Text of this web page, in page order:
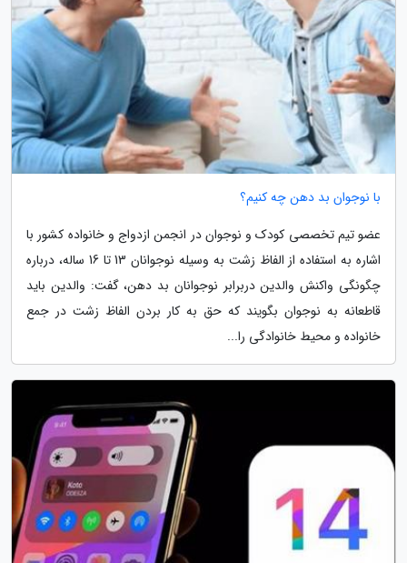
با نوجوان بد دهن چه کنیم؟
عضو تیم تخصصی کودک و نوجوان در انجمن ازدواج و خانواده کشور با
اشاره به استفاده از الفاظ زشت به وسیله نوجوانان 13 تا 16 ساله، درباره
چگونگی واکنش والدین دربرابر نوجوانان بد دهن، گفت: والدین باید
قاطعانه به نوجوان بگویند که حق به کار بردن الفاظ زشت در جمع
خانواده و محیط خانوادگی را...